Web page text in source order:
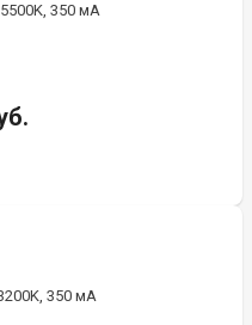
350 мА
350 мА